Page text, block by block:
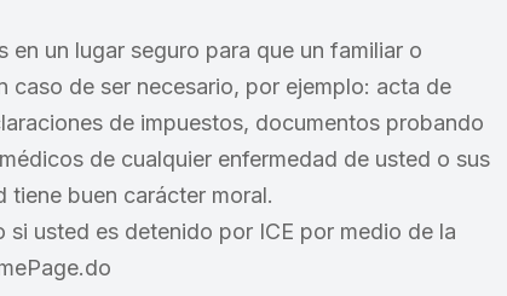
un lugar seguro para que un familiar o
caso de ser necesario, por ejemplo: acta de
de impuestos, documentos probando
de cualquier enfermedad de usted o sus
tiene buen carácter moral.
usted es detenido por ICE por medio de la